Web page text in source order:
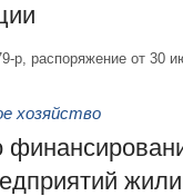
р, распоряжение от 30
хозяйство